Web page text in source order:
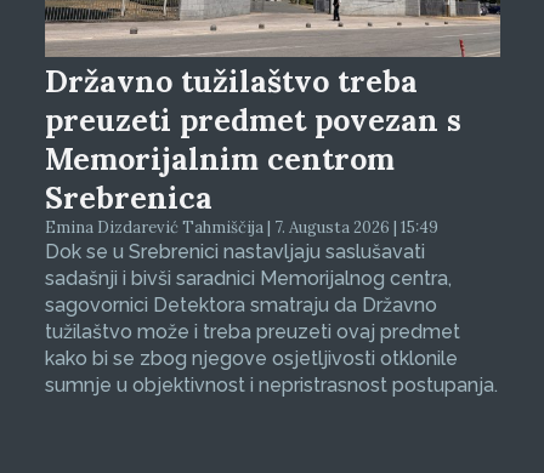
Državno tužilaštvo treba
preuzeti predmet povezan s
Memorijalnim centrom
Srebrenica
Emina Dizdarević Tahmiščija | 7. Augusta 2026 | 15:49
Dok se u Srebrenici nastavljaju saslušavati
sadašnji i bivši saradnici Memorijalnog centra,
sagovornici Detektora smatraju da Državno
tužilaštvo može i treba preuzeti ovaj predmet
kako bi se zbog njegove osjetljivosti otklonile
sumnje u objektivnost i nepristrasnost postupanja.